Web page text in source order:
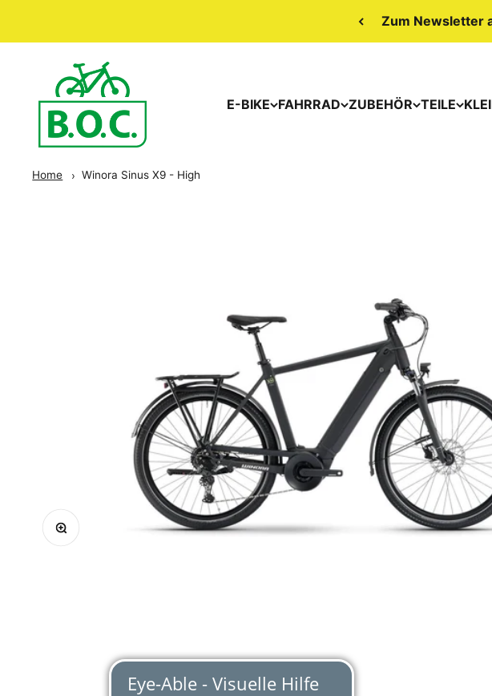
Zum Newsletter
E-BIKE FAHRRAD ZUBEHÖR TEILE
Home Winora Sinus X9 - High